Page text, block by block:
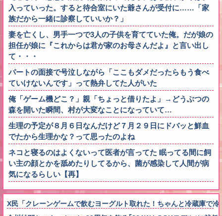
入っていった。すると待合室にいた爺さんが受付に……「家
族だから一緒に診察していいか？」
妻を亡くし、男手一つで3人の子供を育てていた俺。だが娘の
担任が娘に『これからは君が家のお母さんだよ』と言い出し
て・・・
パートの面接で号泣しながら「ここもダメだったらもう食べ
ていけないんです」って熱弁してた人がいた
俺「ゲーム機どこ？」親「ちょっと借りたよ」→どうぶつの
森を開いた瞬間、村が大変なことになっていて…
生理の予定が８月６日なんだけど７月２９日にドバッと鮮血
でたから生理かな？って思ったのよね
ネコと寝るのはよくないって医者が言ってた 眠ってる間に飼
い主の顔とかを舐めたりしてるから、菌が感染して人間が病
気になるらしい【再】
X民「クレーンゲームで飲むヨーグルト取れた！ちゃんと冷蔵庫で